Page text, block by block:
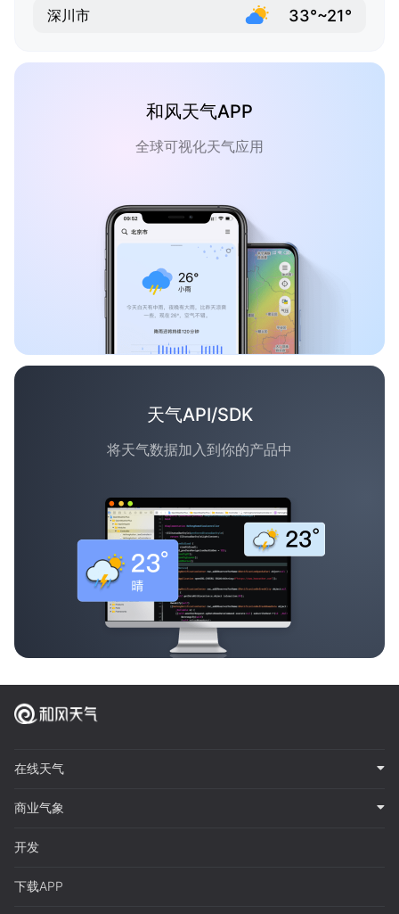
深川市 33°~21°
和风天气APP
全球可视化天气应用
天气API/SDK
将天气数据加入到你的产品中
在线天气
商业气象
开发
下载APP